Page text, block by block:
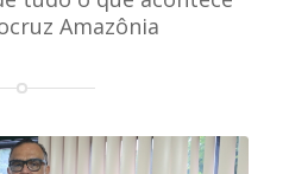
Amazônia